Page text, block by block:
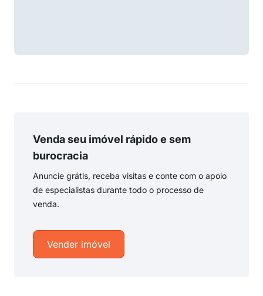
Venda seu imóvel rápido e sem
burocracia
Anuncie grátis, receba visitas e conte com o apoio
de especialistas durante todo o processo de
venda.
Vender imóvel